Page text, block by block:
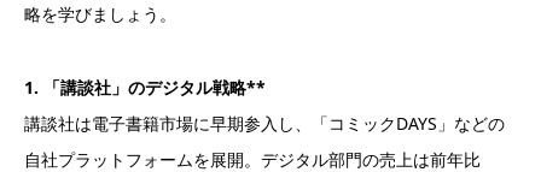
略を学びましょう。
1. 「講談社」のデジタル戦略**
講談社は電子書籍市場に早期参入し、「コミックDAYS」などの
自社プラットフォームを展開。デジタル部門の売上は前年比